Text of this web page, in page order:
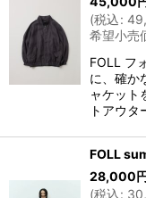
(税込:
希望小売
FOLL フ
に、確か
ャケット
トアウ
FOLL
28,000
(税込: